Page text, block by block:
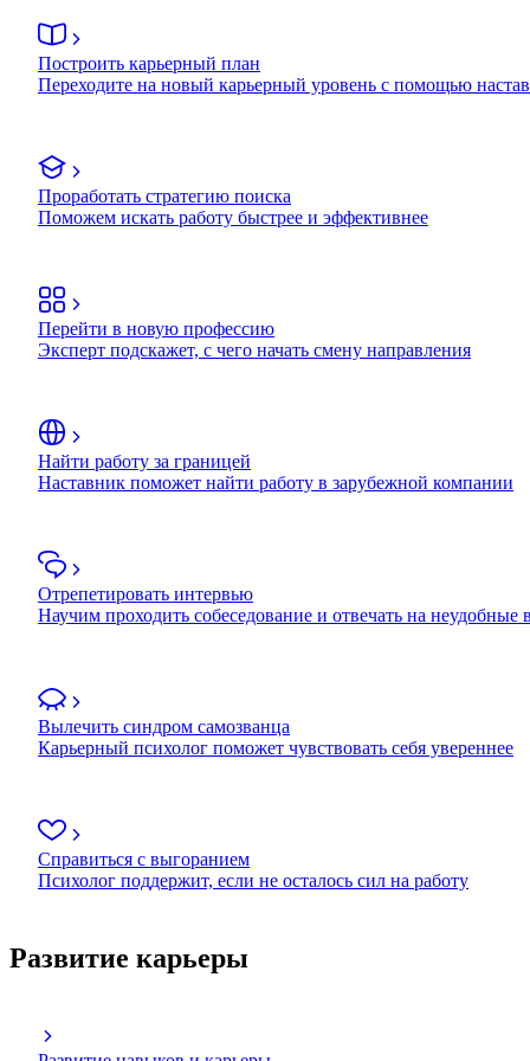
Построить карьерный план
Переходите на новый карьерный уровень с помощью
Проработать стратегию поиска
Поможем искать работу быстрее и эффективнее
Перейти в новую профессию
Эксперт подскажет, с чего начать смену направления
Найти работу за границей
Наставник поможет найти работу в зарубежной компании
Отрепетировать интервью
Научим проходить собеседование и отвечать на неудобные
Вылечить синдром самозванца
Карьерный психолог поможет чувствовать себя увереннее
Справиться с выгоранием
Психолог поддержит, если не осталось сил на работу
Развитие карьеры